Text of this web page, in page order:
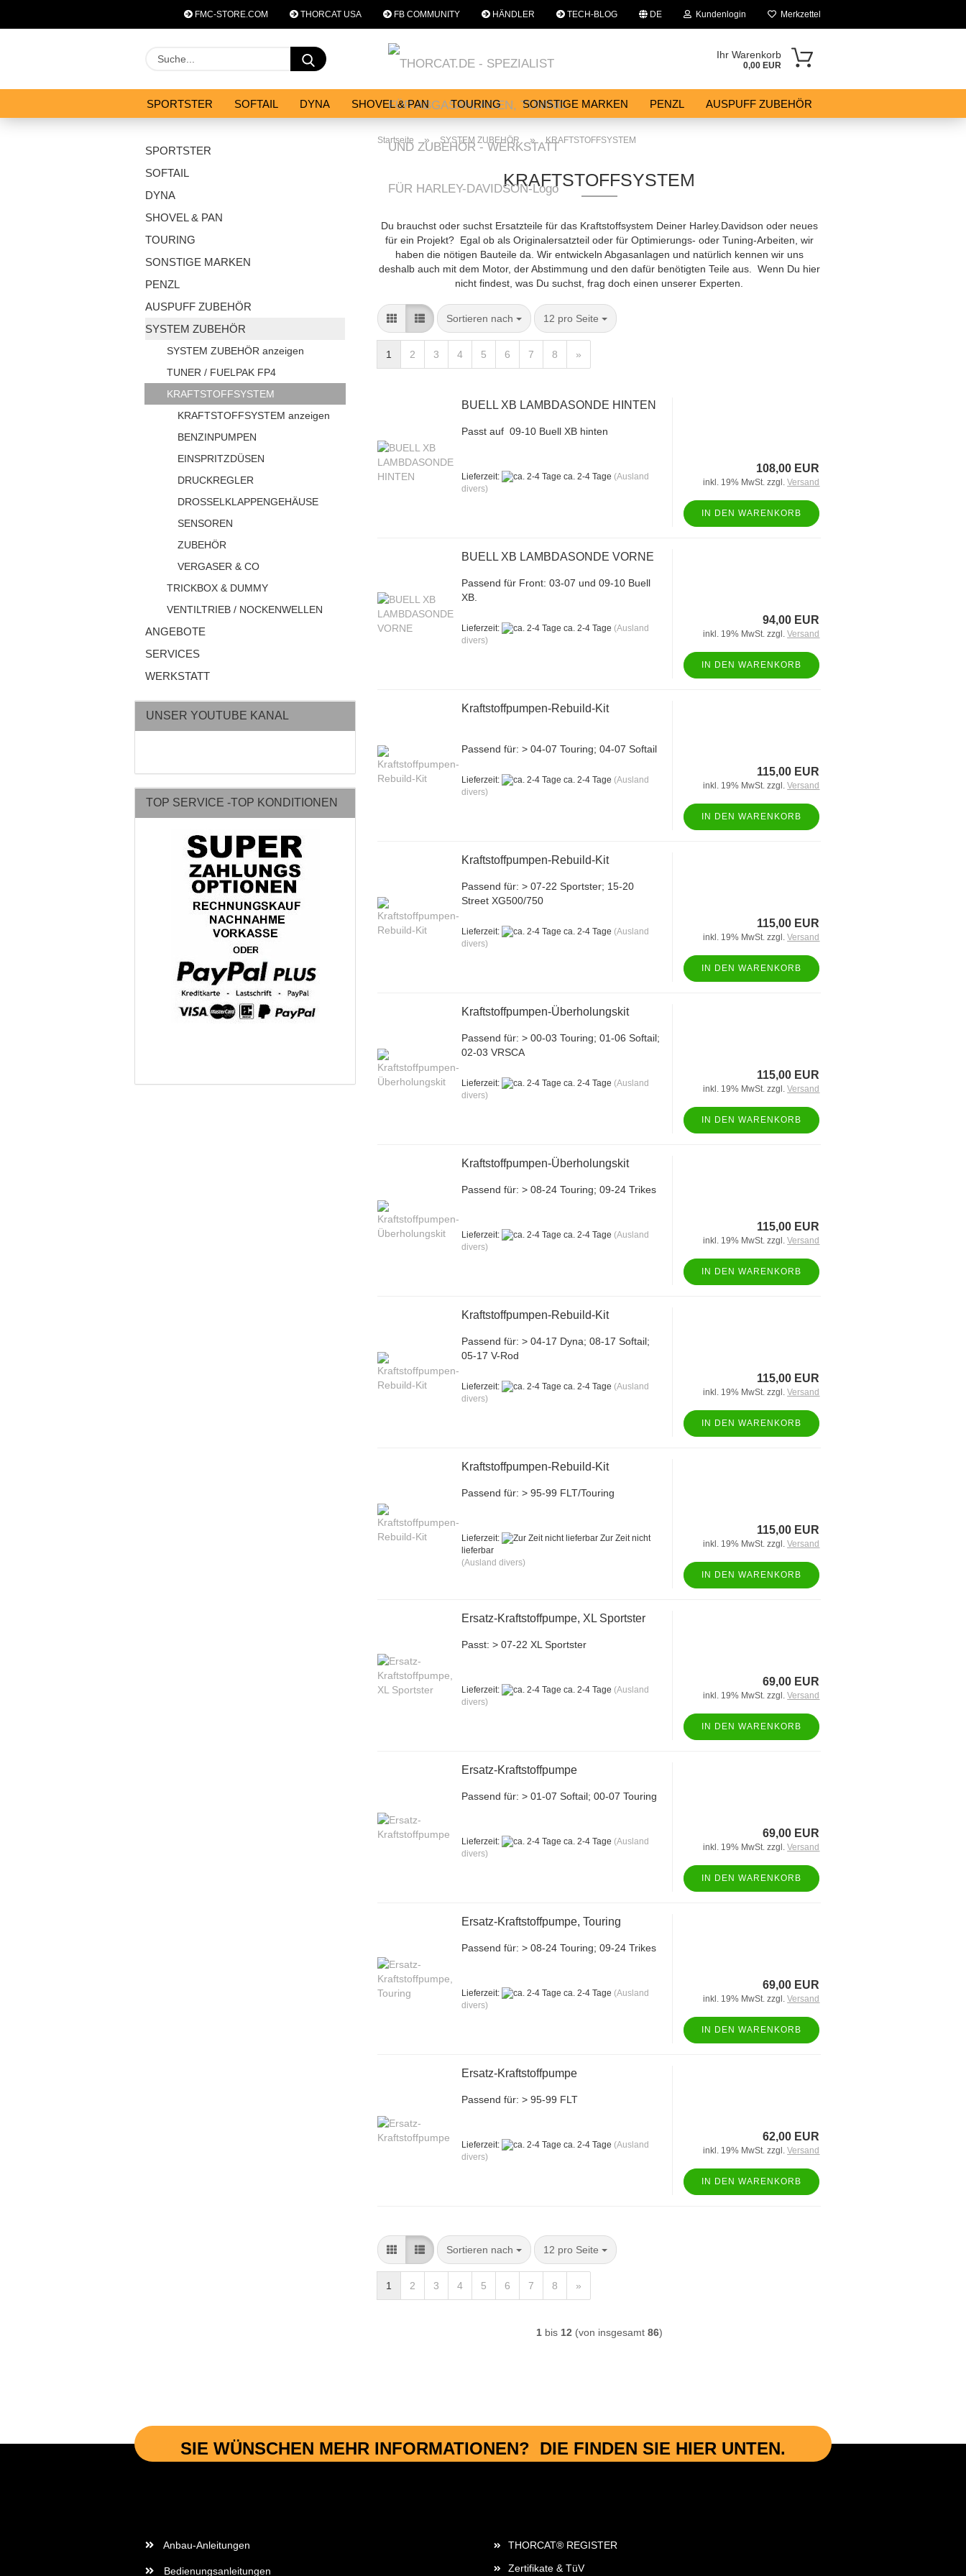
FMC-STORE.COM THORCAT USA FB COMMUNITY HÄNDLER TECH-BLOG DE Kundenlogin
Passwort vergessen?
Merkzettel
Suche... Ihr Warenkorb
0,00 EUR
SPORTSTER SOFTAIL DYNA SHOVEL & PAN TOURING SONSTIGE MARKEN PENZL AUSPUFF ZUBEHÖR
Startseite » SYSTEM ZUBEHÖR » KRAFTSTOFFSYSTEM
KRAFTSTOFFSYSTEM
Du brauchst oder suchst Ersatzteile für das Kraftstoffsystem Deiner Harley.Davidson oder neues
für ein Projekt? Egal ob als Originalersatzteil oder für Optimierungs- oder Tuning-Arbeiten, wir
haben die nötigen Bauteile da. Wir entwickeln Abgasanlagen und natürlich kennen wir uns
deshalb auch mit dem Motor, der Abstimmung und den dafür benötigten Teile aus. Wenn Du hier
nicht findest, was Du suchst, frag doch einen unserer Experten.
Sortieren nach
Sortieren nach 12 pro Seite
pro Seite
1 2 3 4 5 6 7 8 »
BUELL XB LAMBDASONDE HINTEN
Passt auf 09-10 Buell XB hinten
Lieferzeit: ca. 2-4 Tage (Ausland
divers)
108,00 EUR
inkl. 19% MwSt. zzgl.Versand
IN DEN WARENKORB
BUELL XB LAMBDASONDE VORNE
Passend für Front: 03-07 und 09-10 Buell
XB.
Lieferzeit: ca. 2-4 Tage (Ausland
divers)
94,00 EUR
inkl. 19% MwSt. zzgl.Versand
IN DEN WARENKORB
Kraftstoffpumpen-Rebuild-Kit
Passend für: > 04-07 Touring; 04-07 Softail
Lieferzeit: ca. 2-4 Tage (Ausland
divers)
115,00 EUR
inkl. 19% MwSt. zzgl.Versand
IN DEN WARENKORB
Kraftstoffpumpen-Rebuild-Kit
Passend für: > 07-22 Sportster; 15-20
Street XG500/750
Lieferzeit: ca. 2-4 Tage (Ausland
divers)
115,00 EUR
inkl. 19% MwSt. zzgl.Versand
IN DEN WARENKORB
Kraftstoffpumpen-Überholungskit
Passend für: > 00-03 Touring; 01-06 Softail;
02-03 VRSCA
Lieferzeit: ca. 2-4 Tage (Ausland
divers)
115,00 EUR
inkl. 19% MwSt. zzgl.Versand
IN DEN WARENKORB
Kraftstoffpumpen-Überholungskit
Passend für: > 08-24 Touring; 09-24 Trikes
Lieferzeit: ca. 2-4 Tage (Ausland
divers)
115,00 EUR
inkl. 19% MwSt. zzgl.Versand
IN DEN WARENKORB
Kraftstoffpumpen-Rebuild-Kit
Passend für: > 04-17 Dyna; 08-17 Softail;
05-17 V-Rod
Lieferzeit: ca. 2-4 Tage (Ausland
divers)
115,00 EUR
inkl. 19% MwSt. zzgl.Versand
IN DEN WARENKORB
Kraftstoffpumpen-Rebuild-Kit
Passend für: > 95-99 FLT/Touring
Lieferzeit:
Zur Zeit nicht
lieferbar
(Ausland divers)
115,00 EUR
inkl. 19% MwSt. zzgl.Versand
IN DEN WARENKORB
Ersatz-Kraftstoffpumpe, XL Sportster
Passt: > 07-22 XL Sportster
Lieferzeit: ca. 2-4 Tage (Ausland
divers)
69,00 EUR
inkl. 19% MwSt. zzgl.Versand
IN DEN WARENKORB
Ersatz-Kraftstoffpumpe
Passend für: > 01-07 Softail; 00-07 Touring
Lieferzeit: ca. 2-4 Tage (Ausland
divers)
69,00 EUR
inkl. 19% MwSt. zzgl.Versand
IN DEN WARENKORB
Ersatz-Kraftstoffpumpe, Touring
Passend für: > 08-24 Touring; 09-24 Trikes
Lieferzeit: ca. 2-4 Tage (Ausland
divers)
69,00 EUR
inkl. 19% MwSt. zzgl.Versand
IN DEN WARENKORB
Ersatz-Kraftstoffpumpe
Passend für: > 95-99 FLT
Lieferzeit: ca. 2-4 Tage (Ausland
divers)
62,00 EUR
inkl. 19% MwSt. zzgl.Versand
IN DEN WARENKORB
Sortieren nach
Sortieren nach 12 pro Seite
pro Seite
1 2 3 4 5 6 7 8 »
1bis 12 (von insgesamt 86)
SPORTSTER
SOFTAIL
DYNA
SHOVEL & PAN
TOURING
SONSTIGE MARKEN
PENZL
AUSPUFF ZUBEHÖR
SYSTEM ZUBEHÖR
SYSTEM ZUBEHÖR anzeigen
TUNER / FUELPAK FP4
KRAFTSTOFFSYSTEM
KRAFTSTOFFSYSTEM anzeigen
BENZINPUMPEN
EINSPRITZDÜSEN
DRUCKREGLER
DROSSELKLAPPENGEHÄUSE
SENSOREN
ZUBEHÖR
VERGASER & CO
TRICKBOX & DUMMY
VENTILTRIEB / NOCKENWELLEN
ANGEBOTE
SERVICES
WERKSTATT
UNSER YOUTUBE KANAL
TOP SERVICE -TOP KONDITIONEN
SIE WÜNSCHEN MEHR INFORMATIONEN? DIE FINDEN SIE HIER UNTEN.
Anbau-Anleitungen
Bedienungsanleitungen
THORCAT® REGISTER
Zertifikate & TüV